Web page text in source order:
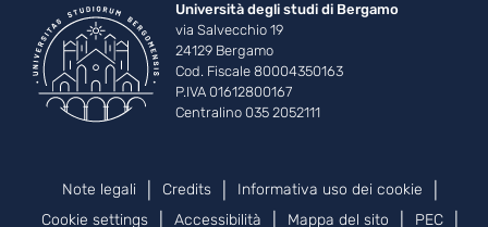
Università degli studi di Bergamo
via Salvecchio 19
24129 Bergamo
Cod. Fiscale 80004350163
P.IVA 01612800167
Centralino 035 2052111
Piè di pagina
Note legali Credits
Informativa uso dei cookie
Cookie settings
Accessibilità Mappa del sito PEC